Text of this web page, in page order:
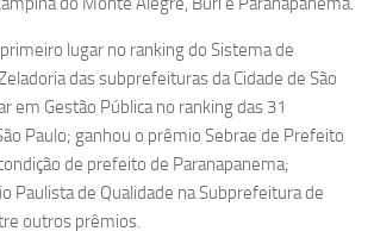
lugar no ranking do Sistema de
das subprefeituras da Cidade de São
em Gestão Pública no ranking das 31
Paulo; ganhou o prêmio Sebrae de Prefeito
de prefeito de Paranapanema;
Paulista de Qualidade na Subprefeitura de
outros prêmios.